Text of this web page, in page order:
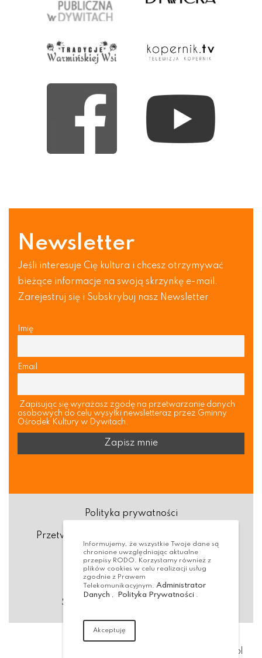
Newsletter
Jeśli interesuje Cię kultura i chcesz otrzymywać
bieżące informacje na swoją skrzynkę e-mail.
Zarejestruj się i Subskrybuj nasz Newsletter
Imię
Email
Zapisując się wyrażasz zgodę na przetwarzanie danych
osobowych do celu wysyłki newsletteraz przez Gminny
Ośrodek Kultury w Dywitach.
Polityka prywatności
Przetwarzanie danych osobowych (RODO)
Deklaracja dostępności
Dostępność Architektoniczna
Standardy ochrony małoletnich
virtualmedia.pl
Informujemy, że wszystkie Twoje dane są
chronione uwzględniając aktualne
przepisy RODO. Korzystamy również z
plików cookies w celu realizacji usług
zgodnie z Prawem
Telekomunikacyjnym. Administrator
Danych , Polityka Prywatności .
Akceptuję